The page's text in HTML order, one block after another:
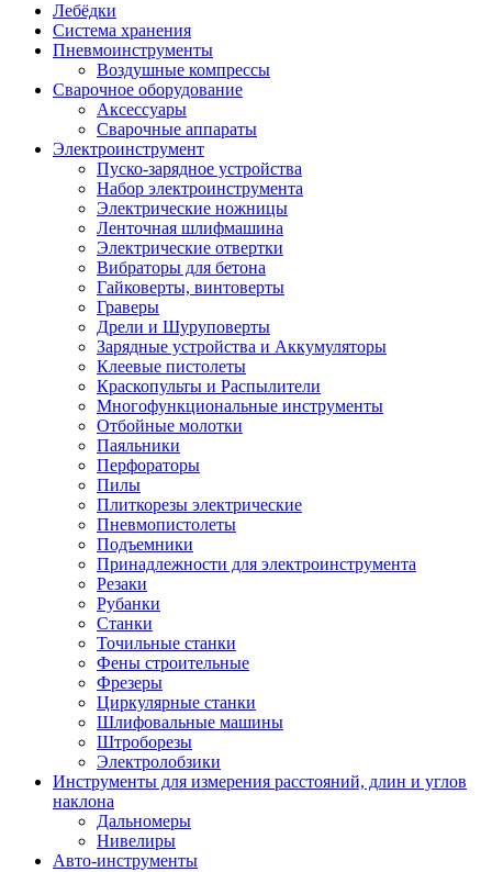
Лебёдки
Система хранения
Пневмоинструменты
Воздушные компрессы
Сварочное оборудование
Аксессуары
Сварочные аппараты
Электроинструмент
Пуско-зарядное устройства
Набор электроинструмента
Электрические ножницы
Ленточная шлифмашина
Электрические отвертки
Вибраторы для бетона
Гайковерты, винтоверты
Граверы
Дрели и Шуруповерты
Зарядные устройства и Аккумуляторы
Клеевые пистолеты
Краскопульты и Распылители
Многофункциональные инструменты
Отбойные молотки
Паяльники
Перфораторы
Пилы
Плиткорезы электрические
Пневмопистолеты
Подъемники
Принадлежности для электроинструмента
Резаки
Рубанки
Станки
Точильные станки
Фены строительные
Фрезеры
Циркулярные станки
Шлифовальные машины
Штроборезы
Электролобзики
Инструменты для измерения расстояний, длин и углов
наклона
Дальномеры
Нивелиры
Авто-инструменты